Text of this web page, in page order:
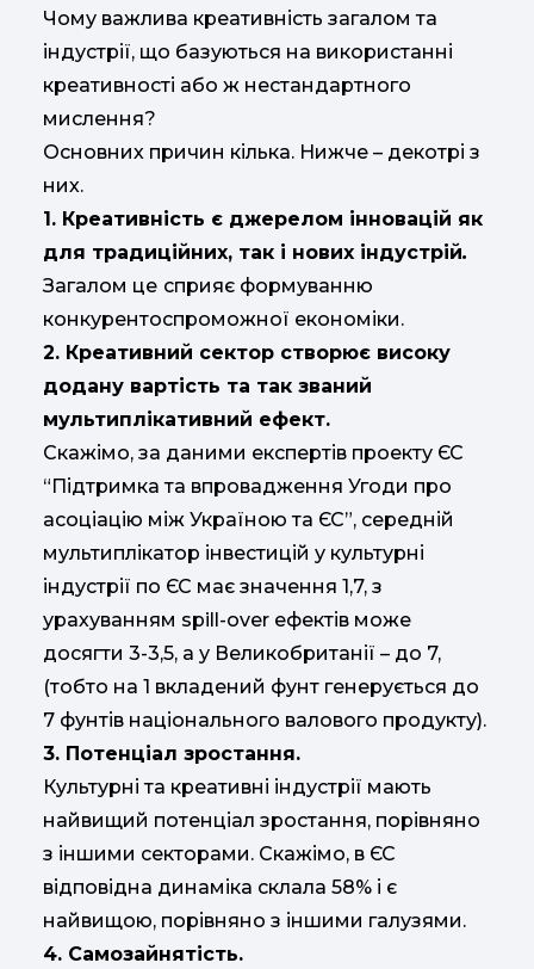
Чому важлива креативність загалом та
індустрії, що базуються на використанні
креативності або ж нестандартного
мислення?
Основних причин кілька. Нижче – декотрі з
них.
1. Креативність є джерелом інновацій як
для традиційних, так і нових індустрій.
Загалом це сприяє формуванню
конкурентоспроможної економіки.
2. Креативний сектор створює високу
додану вартість та так званий
мультиплікативний ефект.
Скажімо, за даними експертів проекту ЄС
“Підтримка та впровадження Угоди про
асоціацію між Україною та ЄС”, середній
мультиплікатор інвестицій у культурні
індустрії по ЄС має значення 1,7, з
урахуванням spill-over ефектів може
досягти 3-3,5, а у Великобританії – до 7,
(тобто на 1 вкладений фунт генерується до
7 фунтів національного валового продукту).
3. Потенціал зростання.
Культурні та креативні індустрії мають
найвищий потенціал зростання, порівняно
з іншими секторами. Скажімо, в ЄС
відповідна динаміка склала 58% і є
найвищою, порівняно з іншими галузями.
4. Самозайнятість.